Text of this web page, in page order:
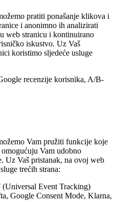
pratiti ponašanje klikova i
i anonimno ih analizirati
web stranicu i kontinuirano
iskustvo. Uz Vaš
koristimo sljedeće usluge
recenzije korisnika, A/B-
Vam pružiti funkcije koje
Vam udobno
Uz Vaš pristanak, na ovoj web
trećih strana:
Event Tracking)
Google Consent Mode, Klarna,